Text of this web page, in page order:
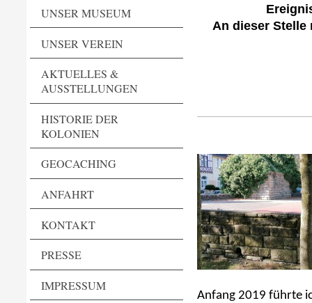
UNSER MUSEUM
UNSER VEREIN
AKTUELLES &
AUSSTELLUNGEN
HISTORIE DER
KOLONIEN
GEOCACHING
ANFAHRT
KONTAKT
PRESSE
IMPRESSUM
An dieser Stelle
Anfang 2019 führte